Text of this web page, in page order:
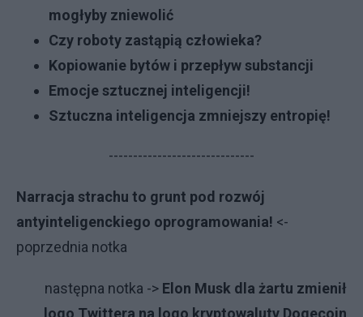
mogłyby zniewolić
Czy roboty zastąpią człowieka?
Kopiowanie bytów i przepływ substancji
Emocje sztucznej inteligencji!
Sztuczna inteligencja zmniejszy entropię!
------------------------------
Narracja strachu to grunt pod rozwój
antyinteligenckiego oprogramowania! <-
poprzednia notka
na­stęp­na not­ka -> Elon Musk dla żartu zmienił
logo Twittera na logo kryptowaluty Dogecoin